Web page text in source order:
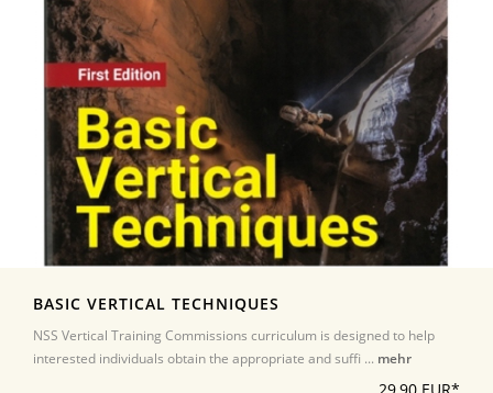
BASIC VERTICAL TECHNIQUES
NSS Vertical Training Commissions curriculum is designed to help
interested individuals obtain the appropriate and suffi ... mehr